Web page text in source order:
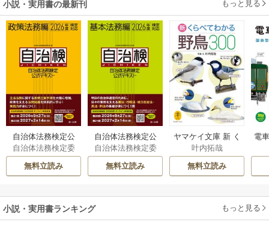
小説・実用書の最新刊 もっと見る
自治体法務検定公
式テキスト 政策
法務編 ２０２６
年度検定対応 1巻
自治体法務検定委
員会
無料立読み
自治体法務検定公
式テキスト 基本
法務編 ２０２６
年度検定対応 1巻
自治体法務検定委
員会
無料立読み
ヤマケイ文庫 新 く
らべてわかる野鳥3
00 1巻
叶内拓哉
無料立読み
電
小説・実用書ランキング もっと見る